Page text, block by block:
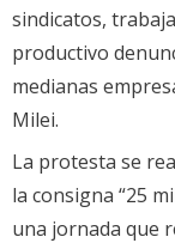
sindicatos,
productivo
medianas
Milei.
La protesta se
la consigna “25
una jornada que